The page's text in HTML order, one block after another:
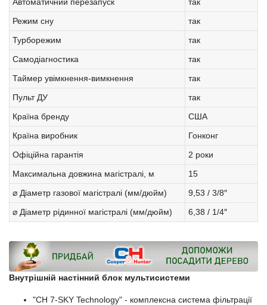
Режим сну
так
Турборежим
так
Самодіагностика
так
Таймер увімкнення-вимкнення
так
Пульт ДУ
так
Країна бренду
США
Країна виробник
Гонконг
Офіційна гарантія
2 роки
Максимальна довжина магістралі, м
15
⌀ Діаметр газової магістралі (мм/дюйм)
9,53 / 3/8″
⌀ Діаметр рідинної магістралі (мм/дюйм)
6,38 / 1/4″
Внутрішній настінний блок мультисистеми
"CH 7-SKY Technology" - комплексна система фільтрації